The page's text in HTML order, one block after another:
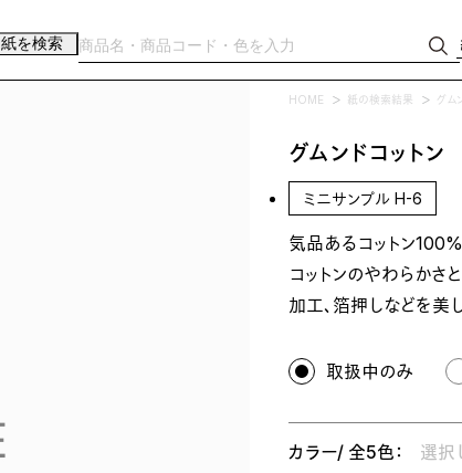
紙を検索
HOME 紙の検索結果 グム
グムンドコットン
ミニサンプル H-6
気品あるコットン
コットンのやわらかさ
加工、箔押しなどを美
取扱中のみ
カラー/ 全5色： 選択